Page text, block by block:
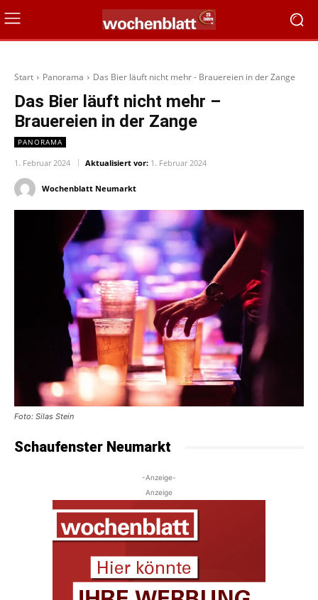
Start Panorama Das Bier läuft nicht mehr - Brauereien in der Zange
Das Bier läuft nicht mehr –
Brauereien in der Zange
PANORAMA
1. Februar 2024 Aktualisiert vor: 1. Februar 2024
Wochenblatt Neumarkt
Foto: Silas Stein
Schaufenster Neumarkt
-Anzeige-
Anzeige